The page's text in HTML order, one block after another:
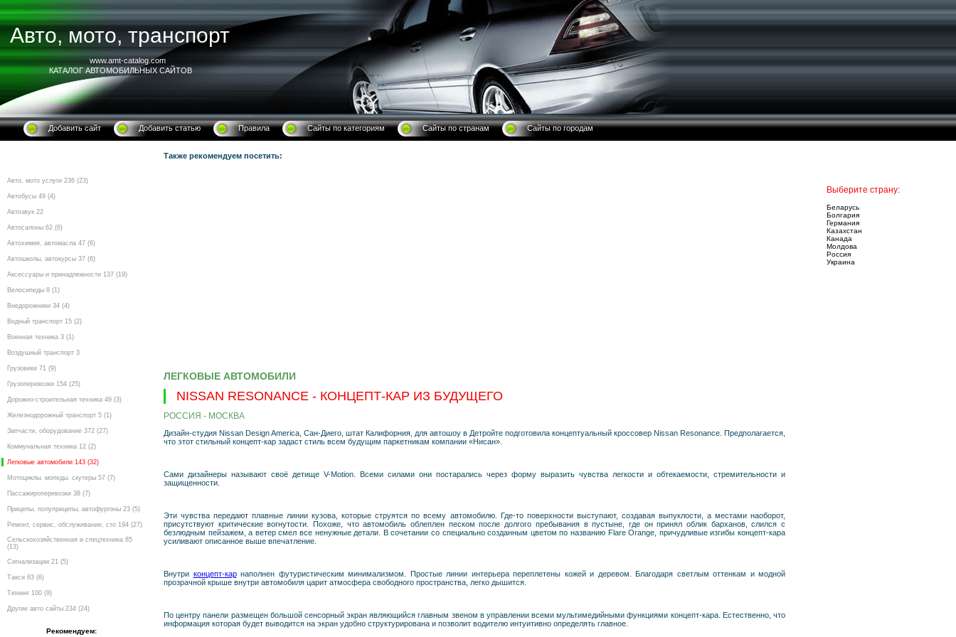
Авто, мото, транспорт
www.amt-catalog.com
КАТАЛОГ АВТОМОБИЛЬНЫХ САЙТОВ
Добавить сайт Добавить статью Правила Сайты по категориям Сайты по странам Сайты по городам
Авто, мото услуги 236 (23)
Автобусы 49 (4)
Автозвук 22
Автосалоны 62 (6)
Автохимия, автомасла 47 (6)
Автошколы, автокурсы 37 (6)
Аксессуары и принадлежности 137 (19)
Велосипеды 8 (1)
Внедорожники 34 (4)
Водный транспорт 15 (2)
Военная техника 3 (1)
Воздушный транспорт 3
Грузовики 71 (9)
Грузоперевозки 154 (25)
Дорожно-строительная техника 49 (3)
Железнодорожный транспорт 5 (1)
Запчасти, оборудование 372 (27)
Коммунальная техника 12 (2)
Легковые автомобили 143 (32)
Мотоциклы, мопеды, скутеры 57 (7)
Пассажироперевозки 38 (7)
Прицепы, полуприцепы, автофургоны 23 (5)
Ремонт, сервис, обслуживание, сто 194 (27)
Сельскохозяйственная и спецтехника 85
(13)
Сигнализации 21 (5)
Такси 63 (6)
Тюнинг 100 (9)
Другие авто сайты 234 (24)
Рекомендуем:
Также рекомендуем посетить:
ЛЕГКОВЫЕ АВТОМОБИЛИ
NISSAN RESONANCE - КОНЦЕПТ-КАР ИЗ БУДУЩЕГО
РОССИЯ - МОСКВА
Дизайн-студия Nissan Design America, Сан-Диего, штат Калифорния, для автошоу в Детройте подготовила концептуальный кроссовер Nissan Resonance. Предполагается,
что этот стильный концепт-кар задаст стиль всем будущим паркетникам компании «Нисан».
Сами дизайнеры называют своё детище V-Motion. Всеми силами они постарались через форму выразить чувства легкости и обтекаемости, стремительности и
защищенности.
Эти чувства передают плавные линии кузова, которые струятся по всему автомобилю. Где-то поверхности выступают, создавая выпуклости, а местами наоборот,
присутствуют критические вогнутости. Похоже, что автомобиль облеплен песком после долгого пребывания в пустыне, где он принял облик барханов, слился с
безлюдным пейзажем, а ветер смел все ненужные детали. В сочетании со специально созданным цветом по названию Flare Orange, причудливые изгибы концепт-кара
усиливают описанное выше впечатление.
Внутри концепт-карнаполнен футуристическим минимализмом. Простые линии интерьера переплетены кожей и деревом. Благодаря светлым оттенкам и модной
прозрачной крыше внутри автомобиля царит атмосфера свободного пространства, легко дышится.
По центру панели размещен большой сенсорный экран являющийся главным звеном в управлении всеми мультимедийными функциями концепт-кара. Естественно, что
информация которая будет выводится на экран удобно структурирована и позволит водителю интуитивно определять главное.
Выберите страну:
Беларусь
Болгария
Германия
Казахстан
Канада
Молдова
Россия
Украина